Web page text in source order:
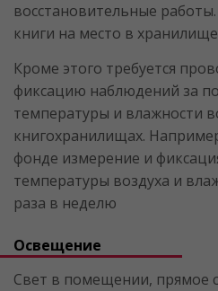
восстановительные
книги на место в
Кроме этого требуется
фиксацию наблюдений за
температуры и влажности
книгохранилищах.
фонде измерение и
температуры воздуха и
раза в неделю
Освещение
Свет в помещении, прямое